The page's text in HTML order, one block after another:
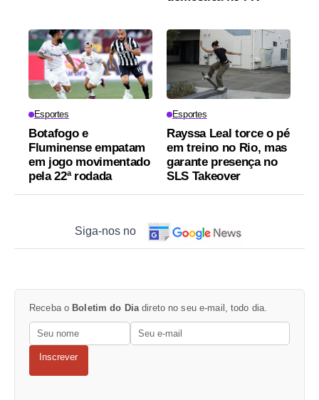
Esportes
Botafogo e
Fluminense empatam
em jogo movimentado
pela 22ª rodada
Esportes
Rayssa Leal torce o pé
em treino no Rio, mas
garante presença no
SLS Takeover
Siga-nos no
Receba o Boletim do Dia direto no seu e-mail, todo dia.
Inscrever